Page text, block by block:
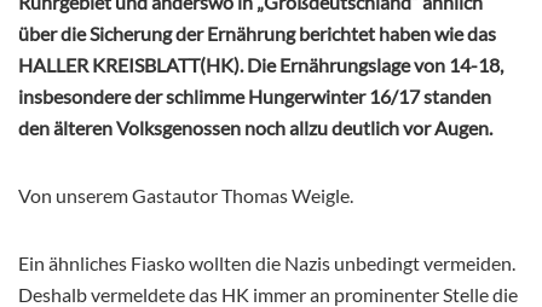
über die Sicherung der Ernährung berichtet haben wie das
HALLER KREISBLATT(HK). Die Ernährungslage von 14-18,
insbesondere der schlimme Hungerwinter 16/17 standen
den älteren Volksgenossen noch allzu deutlich vor Augen.
Von unserem Gastautor Thomas Weigle.
Ein ähnliches Fiasko wollten die Nazis unbedingt vermeiden.
Deshalb vermeldete das HK immer an prominenter Stelle die